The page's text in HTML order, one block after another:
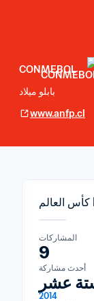
CONMEBOL
بابلو ميلاد
www.anfp.cl
المشاركات
9
أحدث مشاركة
عشر
2014